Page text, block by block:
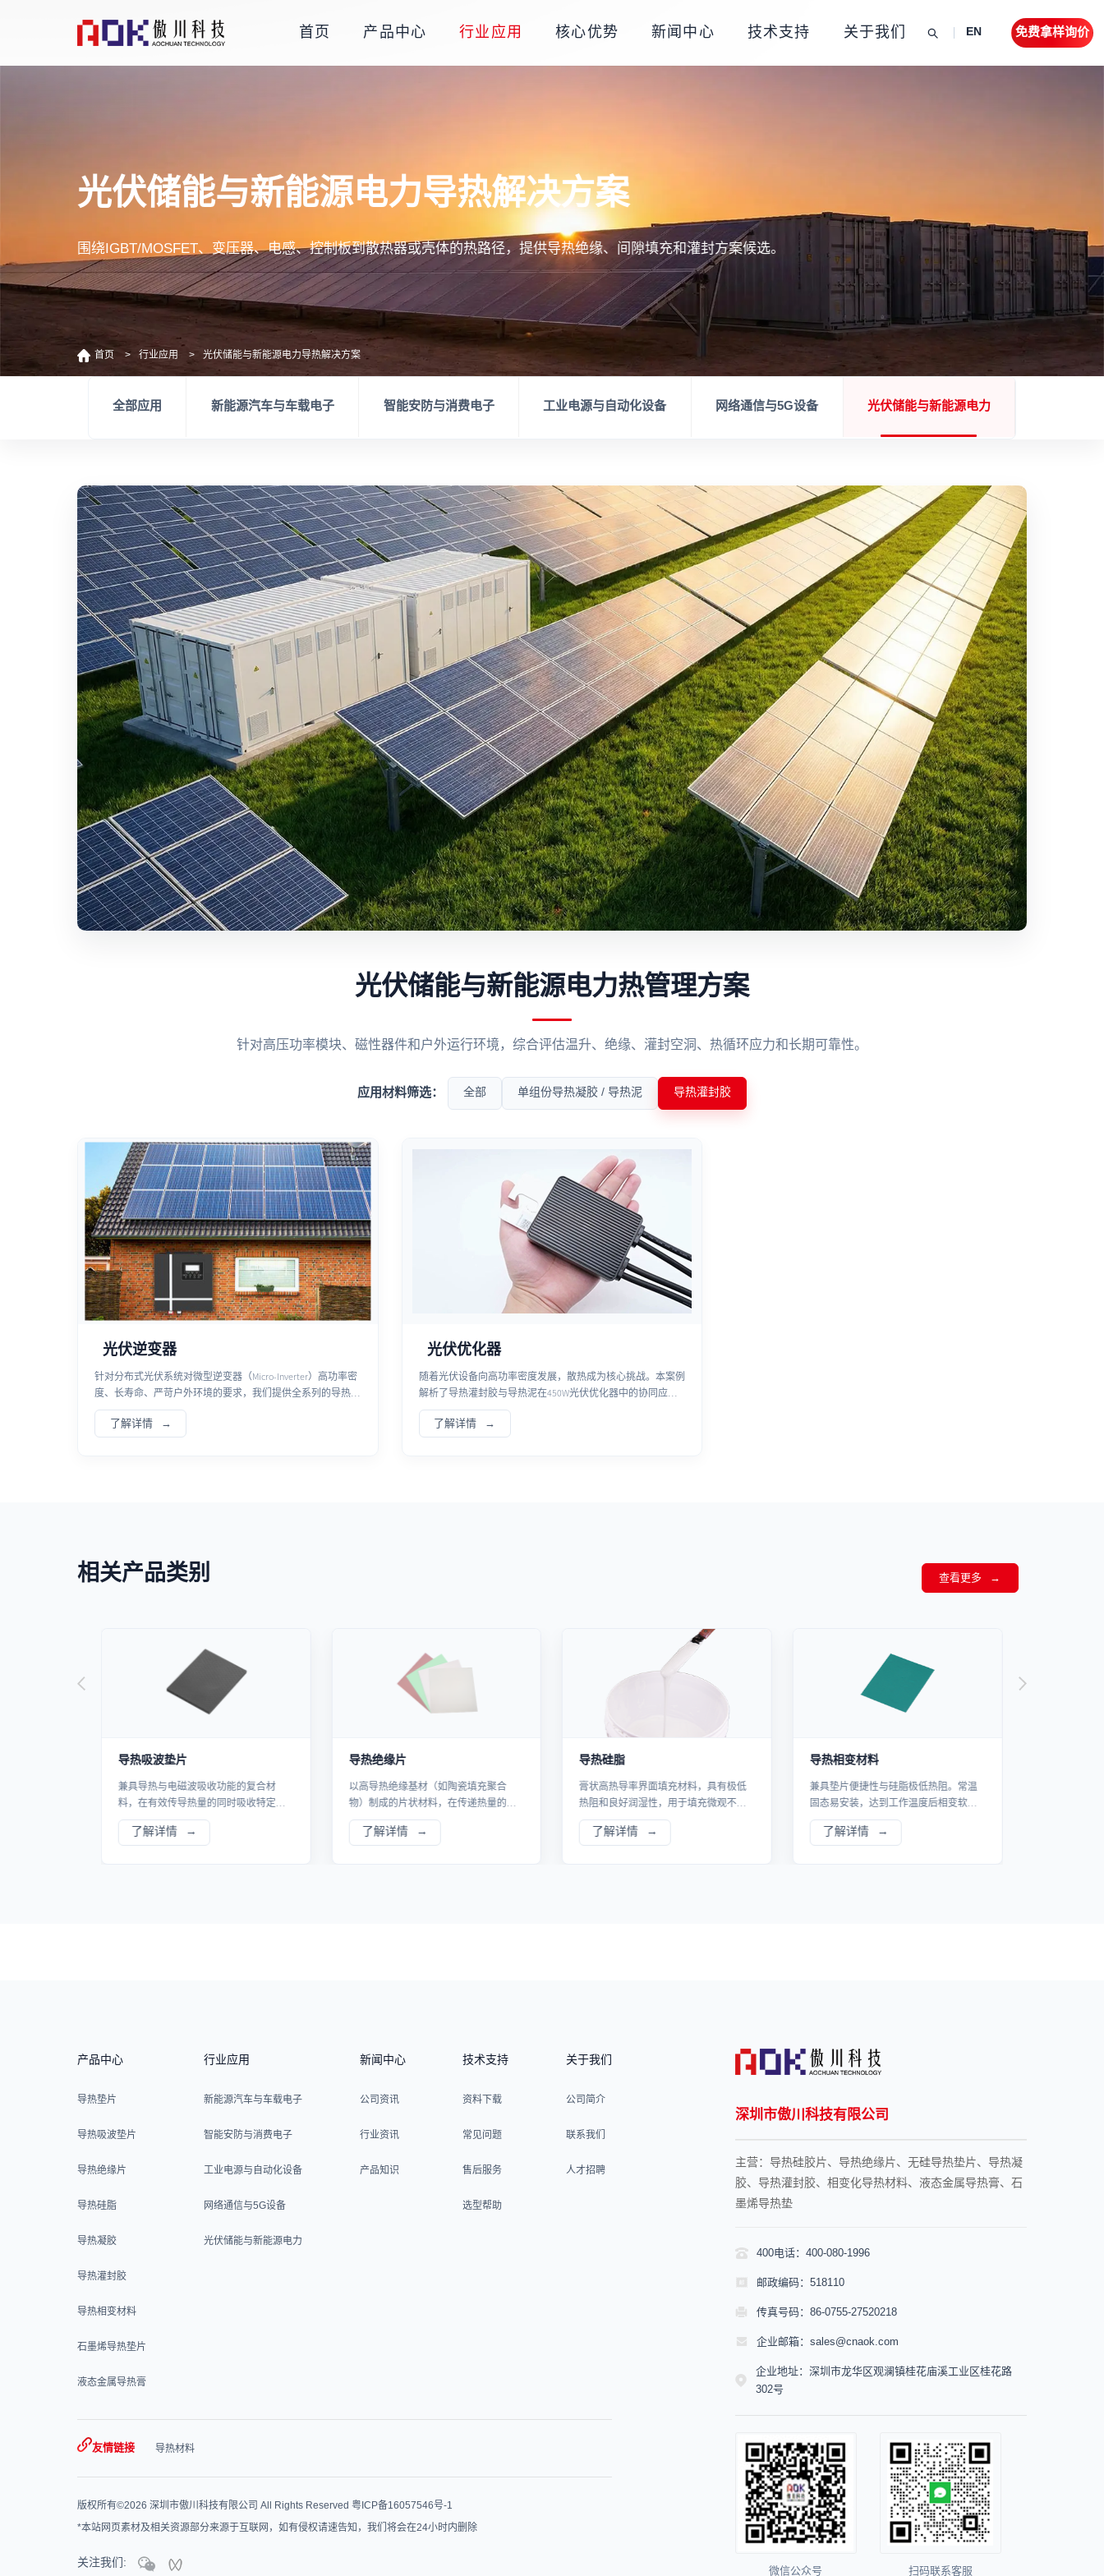
首页 产品中心 行业应用 核心优势 新闻中心 技术支持 关于我们 EN 免费拿样询价
光伏储能与新能源电力导热解决方案
围绕IGBT/MOSFET、变压器、电感、控制板到散热器或壳体的热路径，提供导热绝缘、间隙填充和灌封方案候选。
首页 行业应用 光伏储能与新能源电力导热解决方案
全部应用 新能源汽车与车载电子 智能安防与消费电子 工业电源与自动化设备 网络通信与5G设备 光伏储能与新能源电力
光伏储能与新能源电力热管理方案
针对高压功率模块、磁性器件和户外运行环境，综合评估温升、绝缘、灌封空洞、热循环应力和长期可靠性。
应用材料筛选： 全部 单组份导热凝胶 / 导热泥 导热灌封胶
光伏逆变器
针对分布式光伏系统对微型逆变器（Micro-Inverter）高功率密
度、长寿命、严苛户外环境的要求，我们提供全系列的导热灌
封胶解决方案，旨在提升设备可靠性并优化散热效率。
了解详情
光伏优化器
随着光伏设备向高功率密度发展，散热成为核心挑战。本案例
解析了导热灌封胶与导热泥在450W光伏优化器中的协同应
用，通过全方位灌封与精准界面传热，实现散热率提升20%且
核心MOS管降温超10°C，显著增强了光伏产品的户外环境适应
了解详情
相关产品类别 查看更多
导热吸波垫片
兼具导热与电磁波吸收功能的复合材
料，在有效传导热量的同时吸收特定频
段的电磁干扰，为高功率、高频率电子
设备提供热管理与电磁兼容一体化解决
了解详情
导热绝缘片
以高导热绝缘基材（如陶瓷填充聚合
物）制成的片状材料，在传递热量的同
时提供可靠电气绝缘，广泛应用于功率
器件、电源模块、电机控制等需绝缘散
了解详情
导热硅脂
膏状高热导率界面填充材料，具有极低
热阻和良好润湿性，用于填充微观不规
则表面，是实现芯片与散热器间最优热
接触的经典选择。
了解详情
导热相变材料
兼具垫片便捷性与硅脂极低热阻。常温
固态易安装，达到工作温度后相变软
化，完美填补微观缝隙。专攻 CPU/GPU
等高算力芯片的瞬时高温散热。
了解详情
产品中心
导热垫片
导热吸波垫片
导热绝缘片
导热硅脂
导热凝胶
导热灌封胶
导热相变材料
石墨烯导热垫片
液态金属导热膏
行业应用
新能源汽车与车载电子
智能安防与消费电子
工业电源与自动化设备
网络通信与5G设备
光伏储能与新能源电力
新闻中心
公司资讯
行业资讯
产品知识
技术支持
资料下载
常见问题
售后服务
选型帮助
关于我们
公司简介
联系我们
人才招聘
友情链接 导热材料
版权所有©2026 深圳市傲川科技有限公司 All Rights Reserved粤ICP备16057546号-1
*本站网页素材及相关资源部分来源于互联网，如有侵权请速告知，我们将会在24小时内删除
关注我们:
深圳市傲川科技有限公司
主营：导热硅胶片、导热绝缘片、无硅导热垫片、导热凝
胶、导热灌封胶、相变化导热材料、液态金属导热膏、石
墨烯导热垫
400电话：400-080-1996
邮政编码：518110
传真号码：86-0755-27520218
企业邮箱：sales@cnaok.com
企业地址：深圳市龙华区观澜镇桂花庙溪工业区桂花路
302号
微信公众号 扫码联系客服